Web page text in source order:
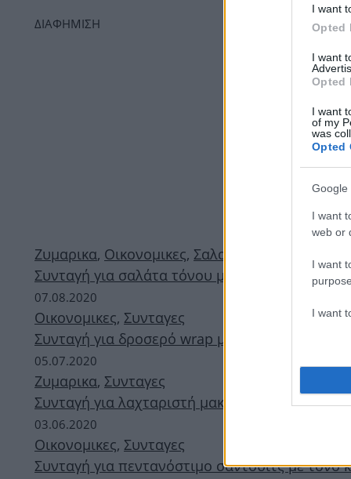
I want
Opted
I want
Opted
I want
of my
was
Opted
Google
I want
web or
I want
I want
ΔΙΑΦΗΜΙΣΗ
Ζυμαρικα, Οικονομικες, Σαλατες
Συνταγή για σαλάτα τόνου με φούζιλι
07.08.2020
Οικονομικες, Συνταγες
Συνταγή για δροσερό wrap με τόνο
05.07.2020
Ζυμαρικα, Συνταγες
Συνταγή για λαχταριστή μακαρονάδα με τόνο
03.06.2020
Οικονομικες, Συνταγες
Συνταγή για πεντανόστιμο σάντουιτς με τόνο